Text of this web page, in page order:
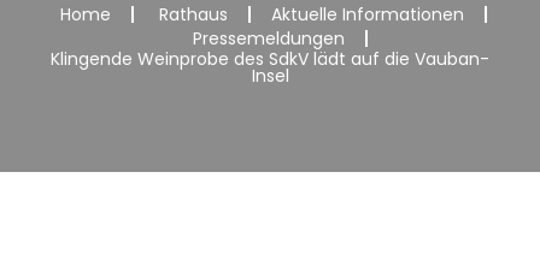
Home Rathaus
Aktuelle Informationen
Pressemeldungen
Klingende Weinprobe des SdkV lädt auf die Vauban-
Insel